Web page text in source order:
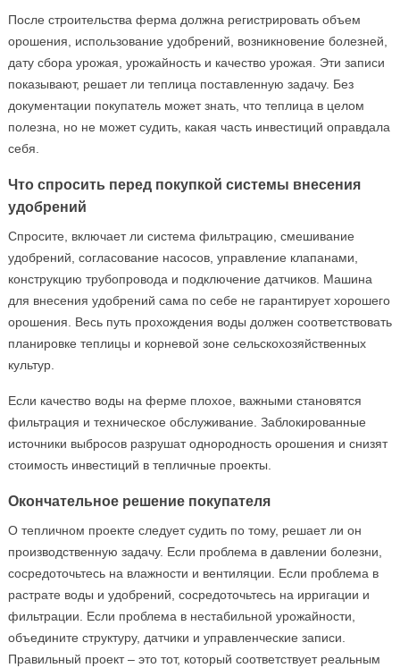
После строительства ферма должна регистрировать объем
орошения, использование удобрений, возникновение болезней,
дату сбора урожая, урожайность и качество урожая. Эти записи
показывают, решает ли теплица поставленную задачу. Без
документации покупатель может знать, что теплица в целом
полезна, но не может судить, какая часть инвестиций оправдала
себя.
Что спросить перед покупкой системы внесения
удобрений
Спросите, включает ли система фильтрацию, смешивание
удобрений, согласование насосов, управление клапанами,
конструкцию трубопровода и подключение датчиков. Машина
для внесения удобрений сама по себе не гарантирует хорошего
орошения. Весь путь прохождения воды должен соответствовать
планировке теплицы и корневой зоне сельскохозяйственных
культур.
Если качество воды на ферме плохое, важными становятся
фильтрация и техническое обслуживание. Заблокированные
источники выбросов разрушат однородность орошения и снизят
стоимость инвестиций в тепличные проекты.
Окончательное решение покупателя
О тепличном проекте следует судить по тому, решает ли он
производственную задачу. Если проблема в давлении болезни,
сосредоточьтесь на влажности и вентиляции. Если проблема в
растрате воды и удобрений, сосредоточьтесь на ирригации и
фильтрации. Если проблема в нестабильной урожайности,
объедините структуру, датчики и управленческие записи.
Правильный проект – это тот, который соответствует реальным